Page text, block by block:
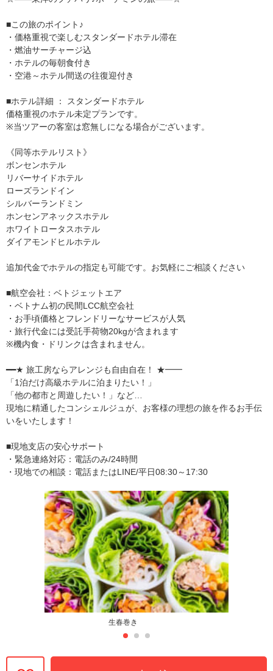
■この旅のポイント♪
・価格重視で楽しむスタンダードホテル滞在
・燃油サーチャージ込
・ホテルの毎朝食付き
・空港～ホテル間送の往復迎付き
■ホテル詳細 ： スタンダードホテル
価格重視のホテル未定プランです。
※当ツアーの客室は窓無しになる場合がございます。
《同等ホテルリスト》
ボンセンホテル
リバーサイドホテル
ローズランドイン
シルバーランドミン
ホンセンアネックスホテル
ホワイトロータスホテル
ダイアモンドヒルホテル
追加代金でホテルの指定も可能です。お気軽にご相談ください
■航空会社：ベトジェットエア
・ベトナム初の民間LCC航空会社
・お手頃価格とフレンドリーなサービスが人気
・旅行代金には受託手荷物20kgが含まれます
※機内食・ドリンクは含まれません。
━━★ 旅工房ならアレンジも自由自在！ ★━━
「1泊だけ高級ホテルに泊まりたい！」
「他の都市と周遊したい！」など…
現地に精通したコンシェルジュが、お客様の理想の旅を作るお手伝
いをいたします！
■現地支店の安心サポート
・緊急連絡対応：電話のみ/24時間
・現地での相談：電話またはLINE/平日08:30～17:30
生春巻き